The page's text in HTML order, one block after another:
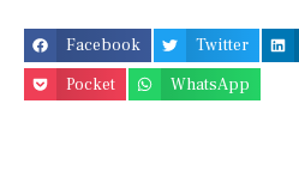
Facebook Twitter
Pocket
WhatsApp